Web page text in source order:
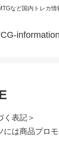
など国内トレカ情
information
表記＞
には商品プロ